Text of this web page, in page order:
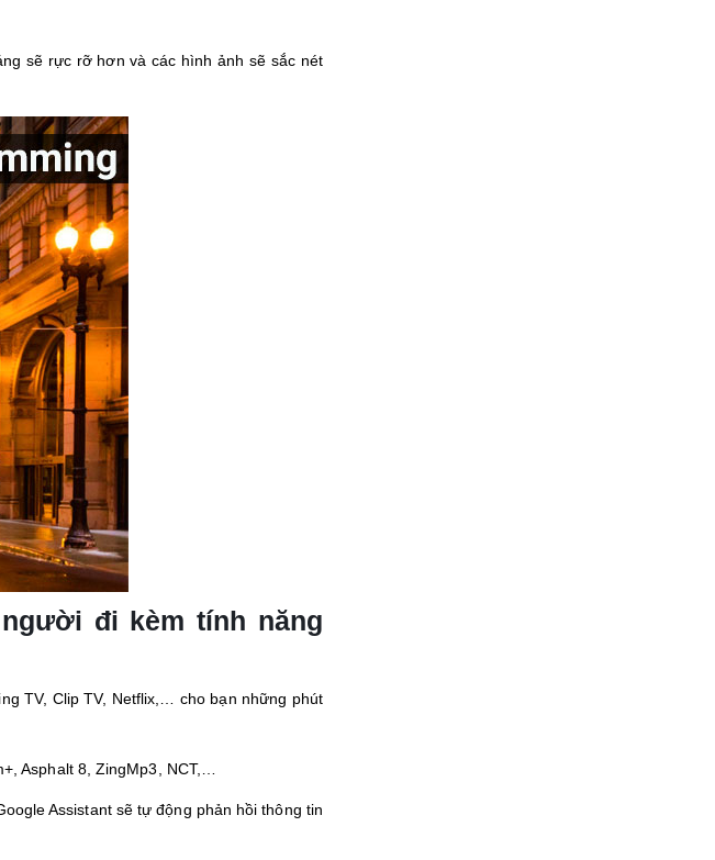
sẽ rực rỡ hơn và các hình ảnh sẽ sắc nét
đi kèm tính năng
TV, Clip TV, Netflix,… cho bạn những phút
Asphalt 8, ZingMp3, NCT,…
Assistant sẽ tự động phản hồi thông tin